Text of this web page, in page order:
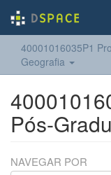
40001016035P1
Geografia
Pós-
NAVEGAR POR